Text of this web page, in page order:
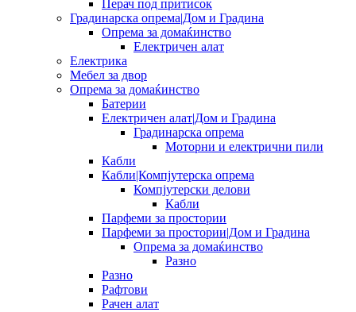
Перач под притисок
Градинарска опрема|Дом и Градина
Опрема за домаќинство
Електричен алат
Електрика
Мебел за двор
Опрема за домаќинство
Батерии
Електричен алат|Дом и Градина
Градинарска опрема
Моторни и електрични пили
Кабли
Кабли|Компјутерска опрема
Компјутерски делови
Кабли
Парфеми за простории
Парфеми за простории|Дом и Градина
Опрема за домаќинство
Разно
Разно
Рафтови
Рачен алат